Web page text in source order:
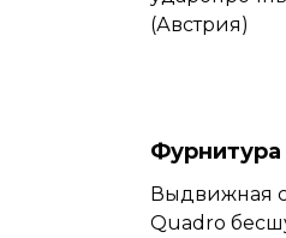
(Австрия)
Фурнитура
Выдвижная
Quadro